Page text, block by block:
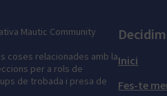
Mautic Community
coses relacionades amb la
per a rols de
de trobada i presa de
Decidim
Inici
Fes-te